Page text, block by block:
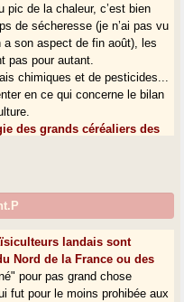
pic de la chaleur, c’est bien
de sécheresse (je n’ai pas vu
son aspect de fin août), les
pas pour autant.
chimiques et de pesticides...
en ce qui concerne le bilan
des grands céréaliers des
landais sont
Nord de la France ou des
pour pas grand chose
fut pour le moins prohibée aux